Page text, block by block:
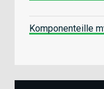
Komponenteille